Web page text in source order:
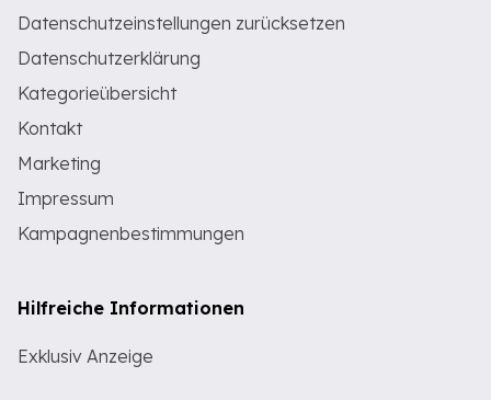
Datenschutzeinstellungen zurücksetzen
Datenschutzerklärung
Kategorieübersicht
Kontakt
Marketing
Impressum
Kampagnenbestimmungen
Hilfreiche Informationen
Exklusiv Anzeige